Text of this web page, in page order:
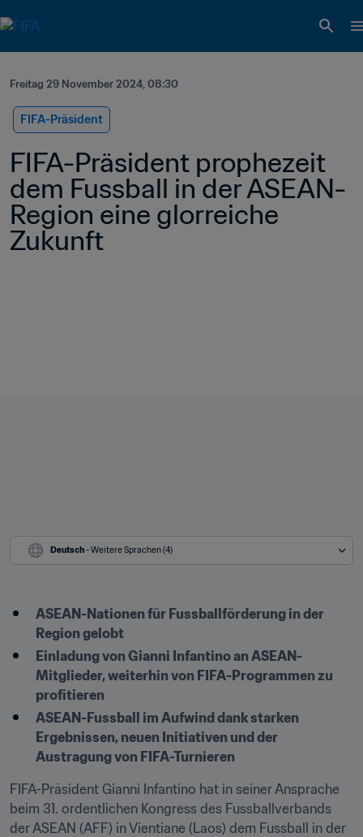
Freitag 29 November 2024, 08:30
FIFA-Präsident
FIFA-Präsident prophezeit
dem Fussball in der ASEAN-
Region eine glorreiche
Zukunft
Deutsch - Weitere Sprachen (4)
ASEAN-Nationen für Fussballförderung in der
Region gelobt
Einladung von Gianni Infantino an ASEAN-
Mitglieder, weiterhin von FIFA-Programmen zu
profitieren
ASEAN-Fussball im Aufwind dank starken
Ergebnissen, neuen Initiativen und der
Austragung von FIFA-Turnieren
FIFA-Präsident Gianni Infantino hat in seiner Ansprache
beim 31. ordentlichen Kongress des Fussballverbands
der ASEAN (AFF) in Vientiane (Laos) dem Fussball in der